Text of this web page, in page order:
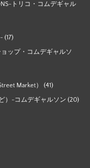
トリコ・コムデギャル
(17)
ップ・コムデギャルソ
Market） (41)
）-コムデギャルソン (20)